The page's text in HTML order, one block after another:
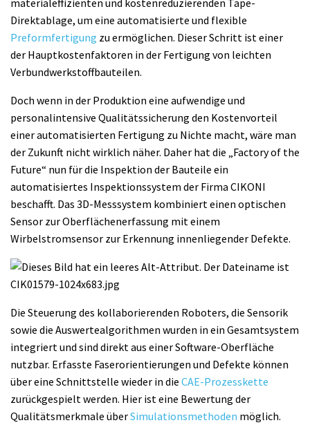
materialeffizienten und kostenreduzierenden Tape-
Direktablage, um eine automatisierte und flexible
Preformfertigung zu ermöglichen. Dieser Schritt ist einer
der Hauptkostenfaktoren in der Fertigung von leichten
Verbundwerkstoffbauteilen.
Doch wenn in der Produktion eine aufwendige und
personalintensive Qualitätssicherung den Kostenvorteil
einer automatisierten Fertigung zu Nichte macht, wäre man
der Zukunft nicht wirklich näher. Daher hat die „Factory of the
Future“ nun für die Inspektion der Bauteile ein
automatisiertes Inspektionssystem der Firma CIKONI
beschafft. Das 3D-Messsystem kombiniert einen optischen
Sensor zur Oberflächenerfassung mit einem
Wirbelstromsensor zur Erkennung innenliegender Defekte.
Die Steuerung des kollaborierenden Roboters, die Sensorik
sowie die Auswertealgorithmen wurden in ein Gesamtsystem
integriert und sind direkt aus einer Software-Oberfläche
nutzbar. Erfasste Faserorientierungen und Defekte können
über eine Schnittstelle wieder in die CAE-Prozesskette
zurückgespielt werden. Hier ist eine Bewertung der
Qualitätsmerkmale überSimulationsmethoden möglich.